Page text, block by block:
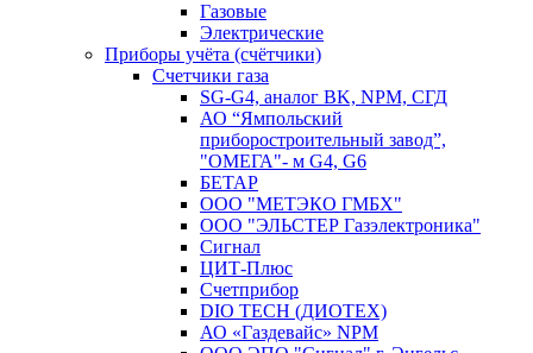
Газовые
Электрические
Приборы учёта (счётчики)
Счетчики газа
SG-G4, аналог BK, NPM, СГД
АО “Ямпольский
приборостроительный завод”,
"ОМЕГА"- м G4, G6
БЕТАР
ООО "МЕТЭКО ГМБХ"
ООО "ЭЛЬСТЕР Газэлектроника"
Сигнал
ЦИТ-Плюс
Счетприбор
DIO TECH (ДИОТЕХ)
АО «Газдевайс» NPM